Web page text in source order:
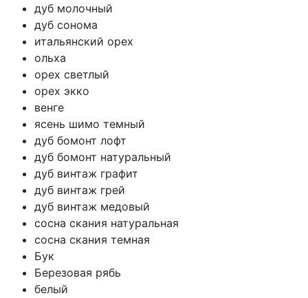
дуб молочный
дуб сонома
итальянский орех
ольха
орех светлый
орех экко
венге
ясень шимо темный
дуб бомонт лофт
дуб бомонт натуральный
дуб винтаж графит
дуб винтаж грей
дуб винтаж медовый
сосна скания натуральная
сосна скания темная
Бук
Березовая рябь
белый